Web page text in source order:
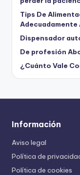
Tips De
Adecuadamente
Dispensador
De profesión
¿Cuánto Vale
Información
Aviso legal
Política de
Política de cookies